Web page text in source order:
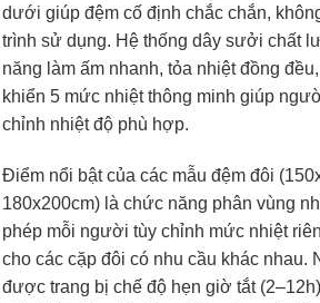
dưới giúp đệm cố định chắc chắn,
trình sử dụng. Hệ thống dây sưởi chất
năng làm ấm nhanh, tỏa nhiệt đồng
khiển 5 mức nhiệt thông minh giúp
chỉnh nhiệt độ phù hợp.
Điểm nổi bật của các mẫu đệm đôi
180x200cm) là chức năng phân vùng
phép mỗi người tùy chỉnh mức nhiệt
cho các cặp đôi có nhu cầu khác nhau.
được trang bị chế độ hẹn giờ tắt